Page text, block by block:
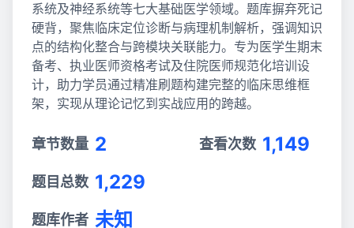
系统及神经系统等七大基础医学领域。题库摒弃死记
硬背，聚焦临床定位诊断与病理机制解析，强调知识
点的结构化整合与跨模块关联能力。专为医学生期末
备考、执业医师资格考试及住院医师规范化培训设
计，助力学员通过精准刷题构建完整的临床思维框
架，实现从理论记忆到实战应用的跨越。
章节数量 2 查看次数 1,149
题目总数 1,229
题库作者 未知